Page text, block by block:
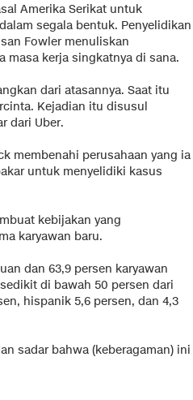
Amerika Serikat untuk
segala bentuk. Penyelidikan
Fowler menuliskan
masa kerja singkatnya di sana.
dari atasannya. Saat itu
Kejadian itu disusul
dari Uber.
membenahi perusahaan yang ia
untuk menyelidiki kasus
kebijakan yang
karyawan baru.
dan 63,9 persen karyawan
di bawah 50 persen dari
hispanik 5,6 persen, dan 4,3
sadar bahwa (keberagaman) ini